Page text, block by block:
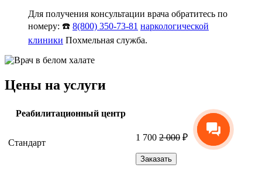
Для получения консультации врача обратитесь по
номеру: ☎️ 8(800) 350-73-81 наркологической
клиники Похмельная служба.
Цены на услуги
Реабилитационный центр
Стандарт
1 700 2 000 ₽
Заказать